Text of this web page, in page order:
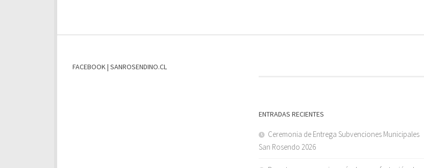
FACEBOOK | SANROSENDINO.CL
ENTRADAS RECIENTES
Ceremonia de Entrega Subvenciones Municipales
San Rosendo 2026